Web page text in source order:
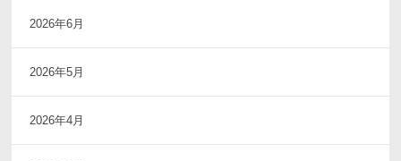
2026年6月
2026年5月
2026年4月